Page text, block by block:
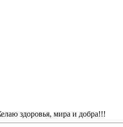
здоровья, мира и добра!!!